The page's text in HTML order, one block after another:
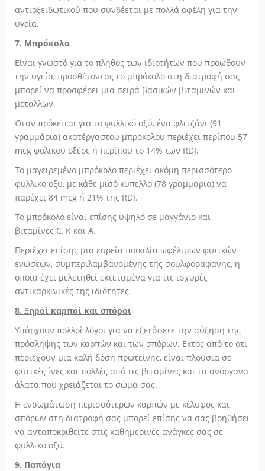
αντιοξειδωτικού που συνδέεται με πολλά οφέλη για την
υγεία.
7. Μπρόκολα
Είναι γνωστό για το πλήθος των ιδιοτήτων που προωθούν
την υγεία, προσθέτοντας το μπρόκολο στη διατροφή σας
μπορεί να προσφέρει μια σειρά βασικών βιταμινών και
μετάλλων.
Όταν πρόκειται για το φυλλικό οξύ, ένα φλιτζάνι (91
γραμμάρια) ακατέργαστου μπρόκολου περιέχει περίπου 57
mcg φολικού οξέος ή περίπου το 14% των RDI.
Το μαγειρεμένο μπρόκολο περιέχει ακόμη περισσότερο
φυλλικό οξύ, με κάθε μισό κύπελλο (78 γραμμάρια) να
παρέχει 84 mcg ή 21% της RDI.
Το μπρόκολο είναι επίσης υψηλό σε μαγγάνιο και
βιταμίνες C, K και Α.
Περιέχει επίσης μια ευρεία ποικιλία ωφέλιμων φυτικών
ενώσεων, συμπεριλαμβανομένης της σουλφοραφάνης, η
οποία έχει μελετηθεί εκτεταμένα για τις ισχυρές
αντικαρκινικές της ιδιότητες.
8. Ξηροί καρποί και σπόροι
Υπάρχουν πολλοί λόγοι για να εξετάσετε την αύξηση της
πρόσληψης των καρπών και των σπόρων. Εκτός από το ότι
περιέχουν μια καλή δόση πρωτεΐνης, είναι πλούσια σε
φυτικές ίνες και πολλές από τις βιταμίνες και τα ανόργανα
άλατα που χρειάζεται το σώμα σας.
Η ενσωμάτωση περισσότερων καρπών με κέλυφος και
σπόρων στη διατροφή σας μπορεί επίσης να σας βοηθήσει
να ανταποκριθείτε στις καθημερινές ανάγκες σας σε
φυλλικό οξύ.
9. Παπάγια